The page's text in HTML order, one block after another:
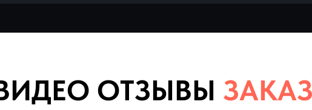
(кейсы)